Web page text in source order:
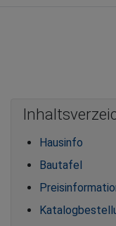
Hausinfo
Bautafel